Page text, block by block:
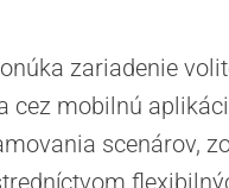
zariadenie
cez mobilnú
scenárov,